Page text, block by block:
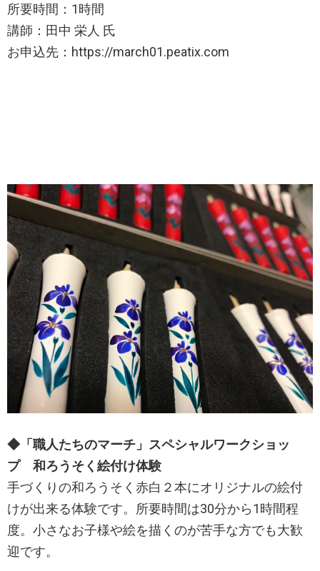
所要時間：1時間
講師：田中 栄人 氏
お申込先：https://march01.peatix.com
◆「職人たちのマーチ」スペシャルワークショッ
プ 和ろうそく絵付け体験
手づくりの和ろうそく赤白２本にオリジナルの絵付
けが出来る体験です。所要時間は30分から1時間程
度。小さなお子様や絵を描くのが苦手な方でも大歓
迎です。